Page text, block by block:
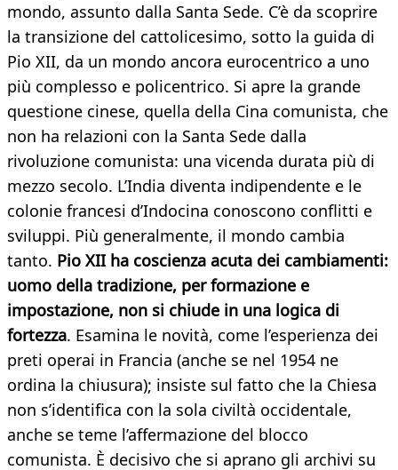
mondo, assunto dalla Santa Sede. C’è da scoprire
la transizione del cattolicesimo, sotto la guida di
Pio XII, da un mondo ancora eurocentrico a uno
più complesso e policentrico. Si apre la grande
questione cinese, quella della Cina comunista, che
non ha relazioni con la Santa Sede dalla
rivoluzione comunista: una vicenda durata più di
mezzo secolo. L’India diventa indipendente e le
colonie francesi d’Indocina conoscono conflitti e
sviluppi. Più generalmente, il mondo cambia
tanto. Pio XII ha coscienza acuta dei cambiamenti:
uomo della tradizione, per formazione e
impostazione, non si chiude in una logica di
fortezza. Esamina le novità, come l’esperienza dei
preti operai in Francia (anche se nel 1954 ne
ordina la chiusura); insiste sul fatto che la Chiesa
non s’identifica con la sola civiltà occidentale,
anche se teme l’affermazione del blocco
comunista. È decisivo che si aprano gli archivi su